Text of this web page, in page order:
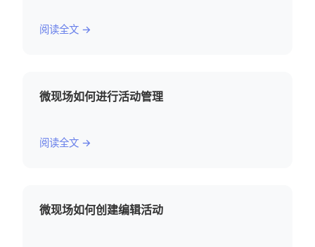
阅读全文 →
微现场如何进行活动管理
阅读全文 →
微现场如何创建编辑活动